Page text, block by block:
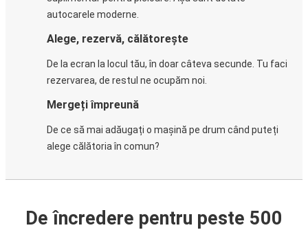
autocarele moderne.
Alege, rezervă, călătorește
De la ecran la locul tău, în doar câteva secunde. Tu faci
rezervarea, de restul ne ocupăm noi.
Mergeți împreună
De ce să mai adăugați o mașină pe drum când puteți
alege călătoria în comun?
De încredere pentru peste 500